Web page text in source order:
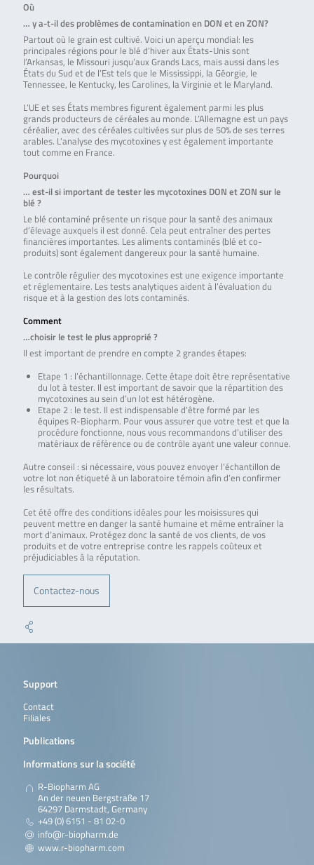
Où
… y a-t-il des problèmes de contamination en DON et en ZON?
Partout où le grain est cultivé. Voici un aperçu mondial: les
principales régions pour le blé d’hiver aux États-Unis sont
l’Arkansas, le Missouri jusqu’aux Grands Lacs, mais aussi dans les
États du Sud et de l’Est tels que le Mississippi, la Géorgie, le
Tennessee, le Kentucky, les Carolines, la Virginie et le Maryland.
L’UE et ses États membres figurent également parmi les plus
grands producteurs de céréales au monde. L’Allemagne est un pays
céréalier, avec des céréales cultivées sur plus de 50% de ses terres
arables. L’analyse des mycotoxines y est également importante
tout comme en France.
Pourquoi
… est-il si important de tester les mycotoxines DON et ZON sur le
blé ?
Le blé contaminé présente un risque pour la santé des animaux
d’élevage auxquels il est donné. Cela peut entraîner des pertes
financières importantes. Les aliments contaminés (blé et co-
produits) sont également dangereux pour la santé humaine.
Le contrôle régulier des mycotoxines est une exigence importante
et réglementaire. Les tests analytiques aident à l’évaluation du
risque et à la gestion des lots contaminés.
Comment
…choisir le test le plus approprié ?
Il est important de prendre en compte 2 grandes étapes:
Etape 1 : l’échantillonnage. Cette étape doit être représentative
du lot à tester. Il est important de savoir que la répartition des
mycotoxines au sein d’un lot est hétérogène.
Etape 2 : le test. Il est indispensable d’être formé par les
équipes R-Biopharm. Pour vous assurer que votre test et que la
procédure fonctionne, nous vous recommandons d’utiliser des
matériaux de référence ou de contrôle ayant une valeur connue.
Autre conseil : si nécessaire, vous pouvez envoyer l’échantillon de
votre lot non étiqueté à un laboratoire témoin afin d’en confirmer
les résultats.
Cet été offre des conditions idéales pour les moisissures qui
peuvent mettre en danger la santé humaine et même entraîner la
mort d’animaux. Protégez donc la santé de vos clients, de vos
produits et de votre entreprise contre les rappels coûteux et
préjudiciables à la réputation.
Contactez-nous
Support
Contact
Filiales
Publications
Informations sur la société
R-Biopharm AG
An der neuen Bergstraße 17
64297 Darmstadt, Germany
+49 (0) 6151 - 81 02-0
info@r-biopharm.de
www.r-biopharm.com